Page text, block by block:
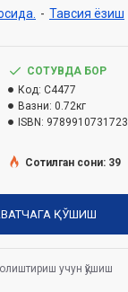
- Тавсия ёзиш
СОТУВДА БОР
Код: C4477
Вазни: 0.72кг
ISBN: 9789910731723
Сотилган сони: 39
ҚЎШИШ
учун қўшиш